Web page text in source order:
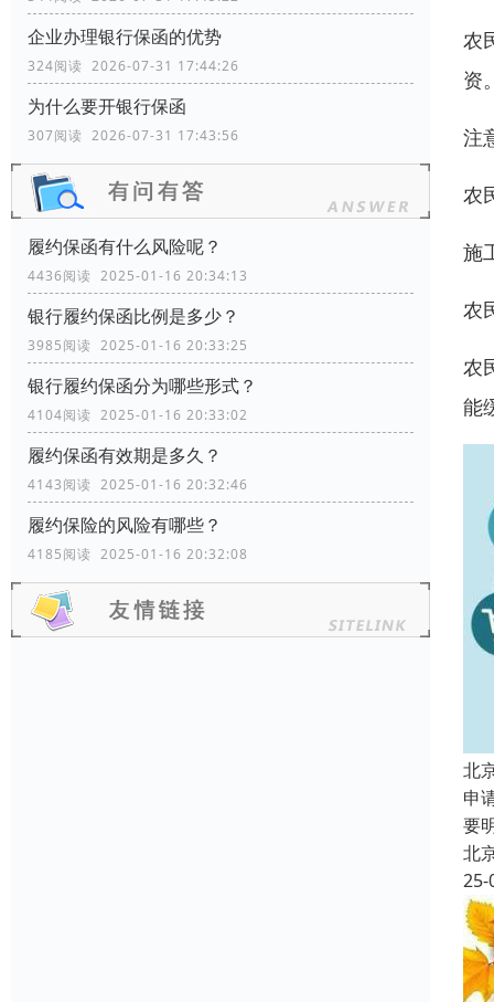
企业办理银行保函的优势
324阅读 2026-07-31 17:44:26
为什么要开银行保函
307阅读 2026-07-31 17:43:56
履约保函有什么风险呢？
4436阅读 2025-01-16 20:34:13
银行履约保函比例是多少？
3985阅读 2025-01-16 20:33:25
银行履约保函分为哪些形式？
4104阅读 2025-01-16 20:33:02
履约保函有效期是多久？
4143阅读 2025-01-16 20:32:46
履约保险的风险有哪些？
4185阅读 2025-01-16 20:32:08
农
资
注
农
施
农
农
能
北
申
要
北
25-